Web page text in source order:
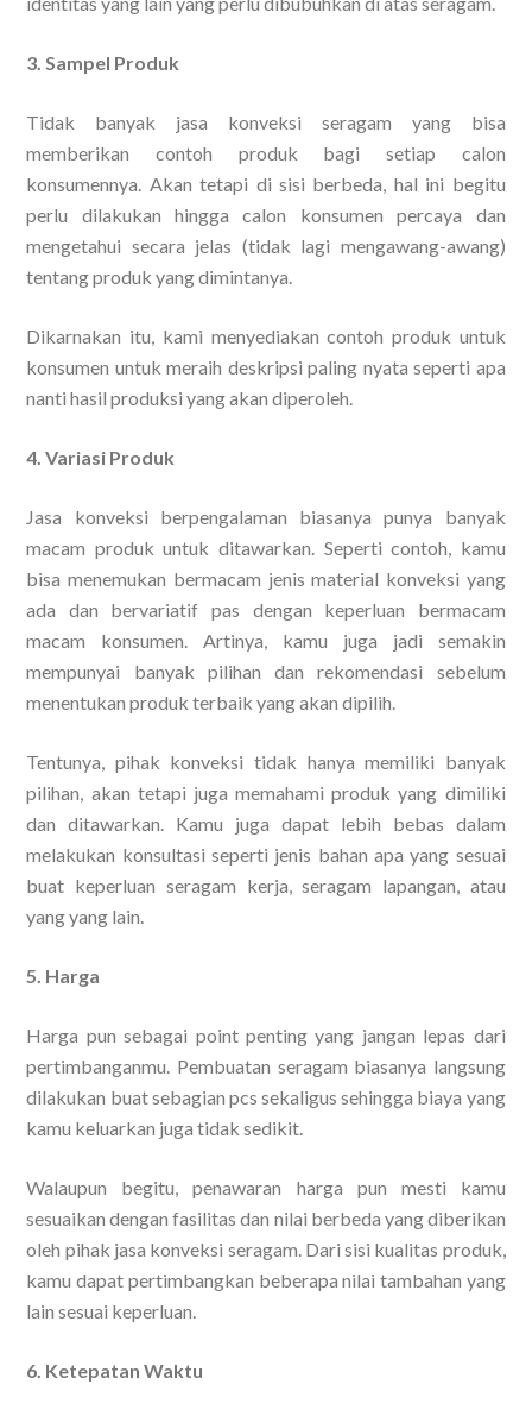
3. Sampel Produk
Tidak banyak jasa konveksi seragam yang bisa
memberikan contoh produk bagi setiap calon
konsumennya. Akan tetapi di sisi berbeda, hal ini begitu
perlu dilakukan hingga calon konsumen percaya dan
mengetahui secara jelas (tidak lagi mengawang-awang)
tentang produk yang dimintanya.
Dikarnakan itu, kami menyediakan contoh produk untuk
konsumen untuk meraih deskripsi paling nyata seperti apa
nanti hasil produksi yang akan diperoleh.
4. Variasi Produk
Jasa konveksi berpengalaman biasanya punya banyak
macam produk untuk ditawarkan. Seperti contoh, kamu
bisa menemukan bermacam jenis material konveksi yang
ada dan bervariatif pas dengan keperluan bermacam
macam konsumen. Artinya, kamu juga jadi semakin
mempunyai banyak pilihan dan rekomendasi sebelum
menentukan produk terbaik yang akan dipilih.
Tentunya, pihak konveksi tidak hanya memiliki banyak
pilihan, akan tetapi juga memahami produk yang dimiliki
dan ditawarkan. Kamu juga dapat lebih bebas dalam
melakukan konsultasi seperti jenis bahan apa yang sesuai
buat keperluan seragam kerja, seragam lapangan, atau
yang yang lain.
5. Harga
Harga pun sebagai point penting yang jangan lepas dari
pertimbanganmu. Pembuatan seragam biasanya langsung
dilakukan buat sebagian pcs sekaligus sehingga biaya yang
kamu keluarkan juga tidak sedikit.
Walaupun begitu, penawaran harga pun mesti kamu
sesuaikan dengan fasilitas dan nilai berbeda yang diberikan
oleh pihak jasa konveksi seragam. Dari sisi kualitas produk,
kamu dapat pertimbangkan beberapa nilai tambahan yang
lain sesuai keperluan.
6. Ketepatan Waktu